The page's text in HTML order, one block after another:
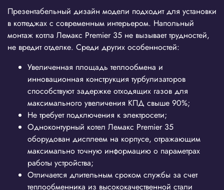
Презентабельный дизайн модели подходит для установки
в коттеджах с современным интерьером. Напольный
монтаж котла Лемакс Premier 35 не вызывает трудностей,
не вредит отделке. Среди других особенностей:
Увеличенная площадь теплообмена и
инновационная конструкция турбулизаторов
способствуют задержке отходящих газов для
максимального увеличения КПД свыше 90%;
Не требует подключения к электросети;
Одноконтурный котел Лемакс Premier 35
оборудован дисплеем на корпусе, отражающим
максимально точную информацию о параметрах
работы устройства;
Отличается длительным сроком службы за счет
теплообменника из высококачественной стали